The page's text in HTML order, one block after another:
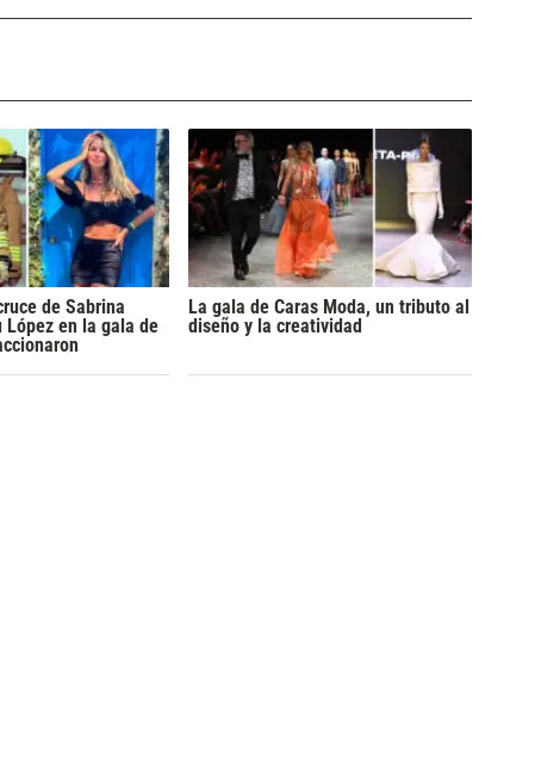
de Sabrina
López en la gala de
La gala de Caras Moda, un tributo al
diseño y la creatividad